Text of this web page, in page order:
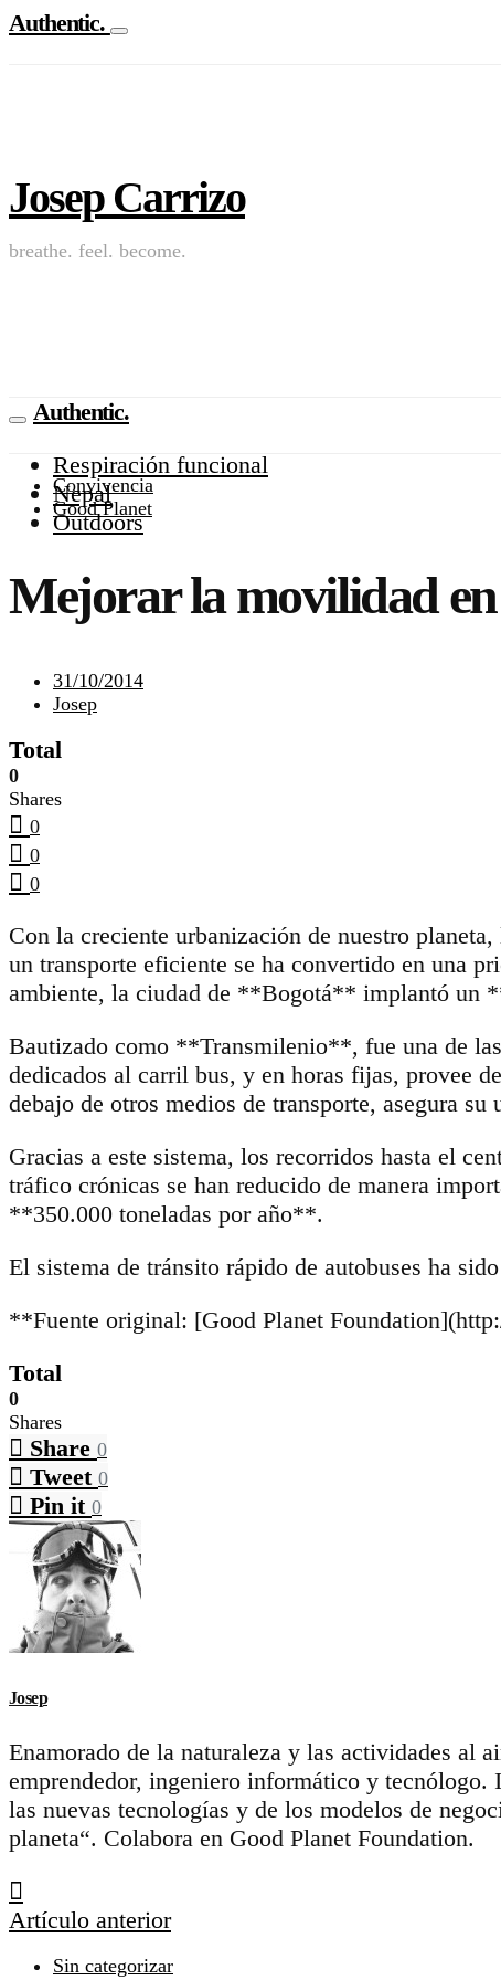
Authentic.
Josep Carrizo
breathe. feel. become.
Authentic.
Respiración funcional
Nepal
Outdoors
Convivencia
Good Planet
Mejorar la movilidad en
31/10/2014
Josep
Total
0
Shares
0
0
0
Con la creciente urbanización de nuestro
un transporte eficiente se ha convertido en una
ambiente, la ciudad de **Bogotá** implantó un
Bautizado como **Transmilenio**, fue una de
dedicados al carril bus, y en horas fijas, provee
debajo de otros medios de transporte, asegura su
Gracias a este sistema, los recorridos hasta el
tráfico crónicas se han reducido de manera
**350.000 toneladas por año**.
El sistema de tránsito rápido de autobuses ha
**Fuente original: [Good Planet
Total
0
Shares
Share 0
Tweet 0
Pin it 0
Josep
Enamorado de la naturaleza y las actividades al
emprendedor, ingeniero informático y tecnólogo.
las nuevas tecnologías y de los modelos de
planeta“. Colabora en Good Planet Foundation.
Artículo anterior
Sin categorizar